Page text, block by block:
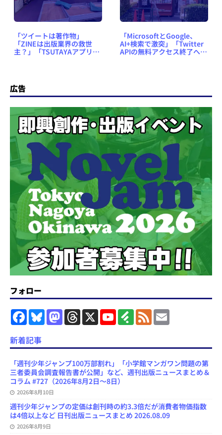
「ツイートは著作物」
「ZINEは出版業界の救世
主？」「TSUTAYAアプリが
#685（2025年10月5日～11
日）
「MicrosoftとGoogle、
AI+検索で激突」「Twitter
APIの無料アクセス終了へ」
広告
フォロー
F
a
e
b
o
k
B
s
y
M
a
o
o
n
T
h
a
s
X
Y
o
u
C
h
a
e
l
F
e
l
F
e
l
新着記事
「週刊少年ジャンプ100万部割れ」「小学館マンガワン問題の第
三者委員会調査報告書が公開」など、週刊出版ニュースまとめ＆
コラム #727（2026年8月2日～8日）
2026年8月10日
週刊少年ジャンプの定価は創刊時の約3.3倍だが消費者物価指数
は4倍以上など 日刊出版ニュースまとめ 2026.08.09
2026年8月9日